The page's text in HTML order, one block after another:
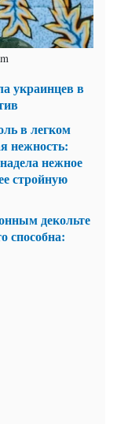
украинцев в
в легком
нежность:
нежное
стройную
декольте
способна: